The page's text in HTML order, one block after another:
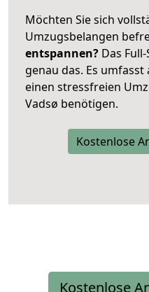
Möchten Sie sich
Umzugsbelangen
entspannen? Das
genau das. Es
einen stressfreien
Vadsø benötigen.
Kostenlose
Kostenlose